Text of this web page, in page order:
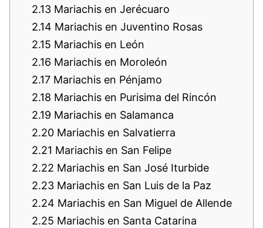
2.13 Mariachis en Jerécuaro
2.14 Mariachis en Juventino Rosas
2.15 Mariachis en León
2.16 Mariachis en Moroleón
2.17 Mariachis en Pénjamo
2.18 Mariachis en Purisima del Rincón
2.19 Mariachis en Salamanca
2.20 Mariachis en Salvatierra
2.21 Mariachis en San Felipe
2.22 Mariachis en San José Iturbide
2.23 Mariachis en San Luis de la Paz
2.24 Mariachis en San Miguel de Allende
2.25 Mariachis en Santa Catarina